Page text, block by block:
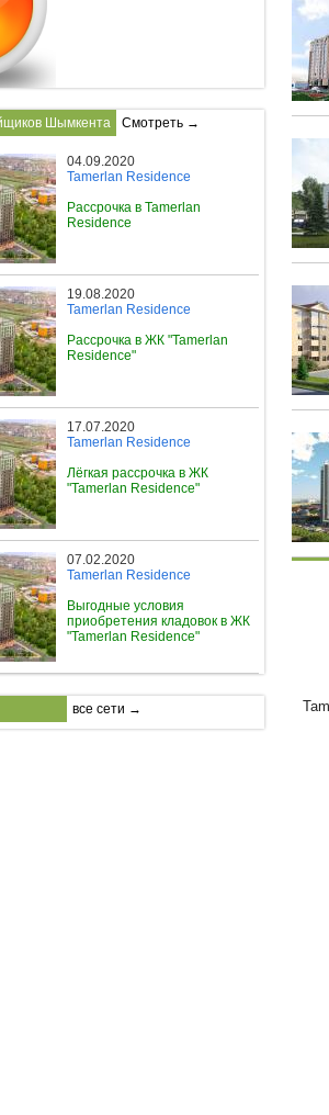
Шымкента Смотреть →
04.09.2020
Tamerlan Residence
Рассрочка в Tamerlan
Residence
19.08.2020
Tamerlan Residence
Рассрочка в ЖК "Tamerlan
Residence"
17.07.2020
Tamerlan Residence
Лёгкая рассрочка в ЖК
"Tamerlan Residence"
07.02.2020
Tamerlan Residence
Выгодные условия
приобретения кладовок в ЖК
"Tamerlan Residence"
все сети →